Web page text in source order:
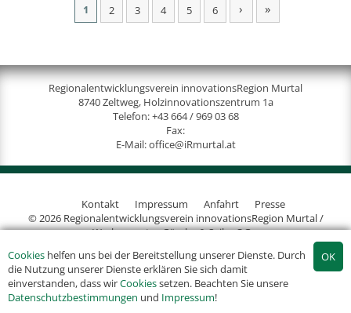
Cookies helfen uns bei der Bereitstellung unserer Dienste. Durch
die Nutzung unserer Dienste erklären Sie sich damit
einverstanden, dass wirCookiessetzen. Beachten Sie unsere
Datenschutzbestimmungen und Impressum!
1
2 3 4 5 6 › »
Regionalentwicklungsverein innovationsRegion Murtal
8740 Zeltweg, Holzinnovationszentrum 1a
Telefon:+43 664 / 969 03 68
Fax:
E-Mail:office@iRmurtal.at
Kontakt Impressum Anfahrt
Presse
© 2026 Regionalentwicklungsverein innovationsRegion Murtal /
Werbeagentur Gössler & Sailer OG